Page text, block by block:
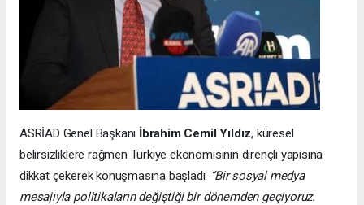
ASRİAD Genel Başkanı İbrahim Cemil Yıldız, küresel
belirsizliklere rağmen Türkiye ekonomisinin dirençli yapısına
dikkat çekerek konuşmasına başladı: “Bir sosyal medya
mesajıyla politikaların değiştiği bir dönemden geçiyoruz.